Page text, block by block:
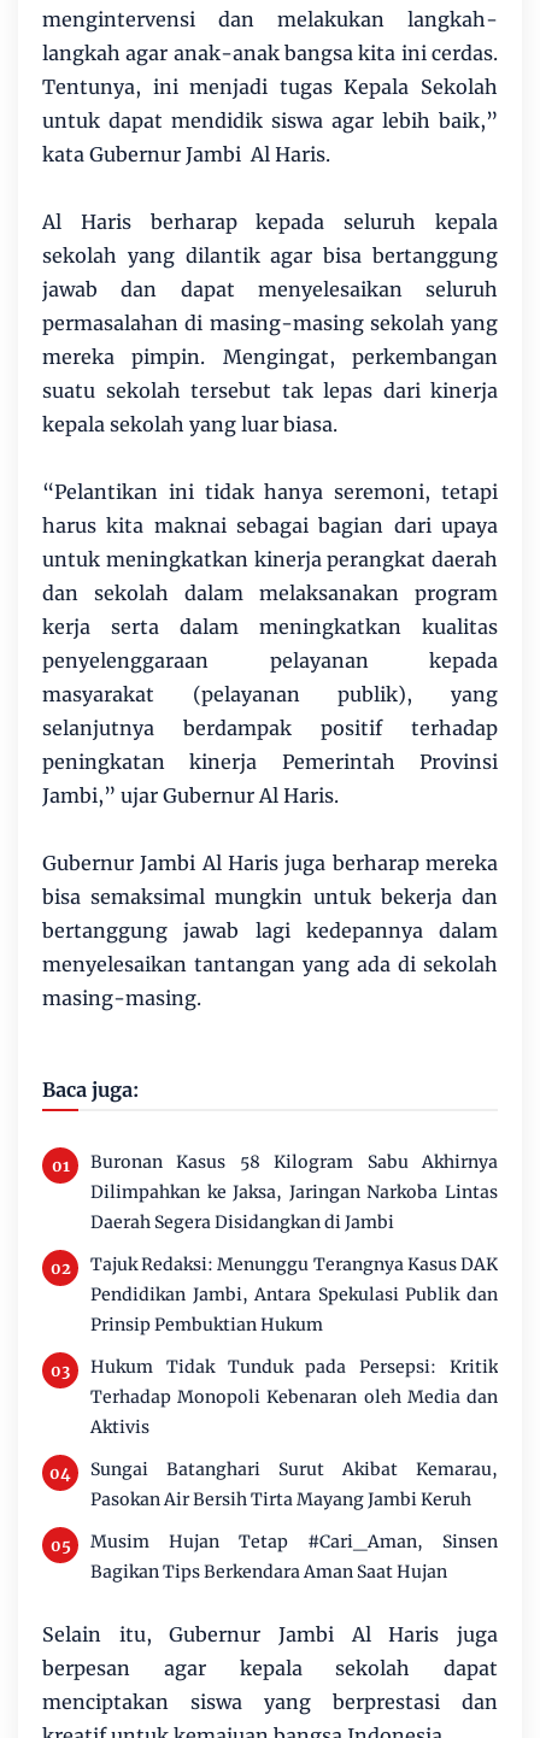
mengintervensi dan melakukan langkah-
langkah agar anak-anak bangsa kita ini cerdas.
Tentunya, ini menjadi tugas Kepala Sekolah
untuk dapat mendidik siswa agar lebih baik,”
kata Gubernur Jambi Al Haris.
Al Haris berharap kepada seluruh kepala
sekolah yang dilantik agar bisa bertanggung
jawab dan dapat menyelesaikan seluruh
permasalahan di masing-masing sekolah yang
mereka pimpin. Mengingat, perkembangan
suatu sekolah tersebut tak lepas dari kinerja
kepala sekolah yang luar biasa.
“Pelantikan ini tidak hanya seremoni, tetapi
harus kita maknai sebagai bagian dari upaya
untuk meningkatkan kinerja perangkat daerah
dan sekolah dalam melaksanakan program
kerja serta dalam meningkatkan kualitas
penyelenggaraan pelayanan kepada
masyarakat (pelayanan publik), yang
selanjutnya berdampak positif terhadap
peningkatan kinerja Pemerintah Provinsi
Jambi,” ujar Gubernur Al Haris.
Gubernur Jambi Al Haris juga berharap mereka
bisa semaksimal mungkin untuk bekerja dan
bertanggung jawab lagi kedepannya dalam
menyelesaikan tantangan yang ada di sekolah
masing-masing.
Baca juga:
Buronan Kasus 58 Kilogram Sabu Akhirnya
Dilimpahkan ke Jaksa, Jaringan Narkoba Lintas
Daerah Segera Disidangkan di Jambi
Tajuk Redaksi: Menunggu Terangnya Kasus DAK
Pendidikan Jambi, Antara Spekulasi Publik dan
Prinsip Pembuktian Hukum
Hukum Tidak Tunduk pada Persepsi: Kritik
Terhadap Monopoli Kebenaran oleh Media dan
Aktivis
Sungai Batanghari Surut Akibat Kemarau,
Pasokan Air Bersih Tirta Mayang Jambi Keruh
Musim Hujan Tetap #Cari_Aman, Sinsen
Bagikan Tips Berkendara Aman Saat Hujan
Selain itu, Gubernur Jambi Al Haris juga
berpesan agar kepala sekolah dapat
menciptakan siswa yang berprestasi dan